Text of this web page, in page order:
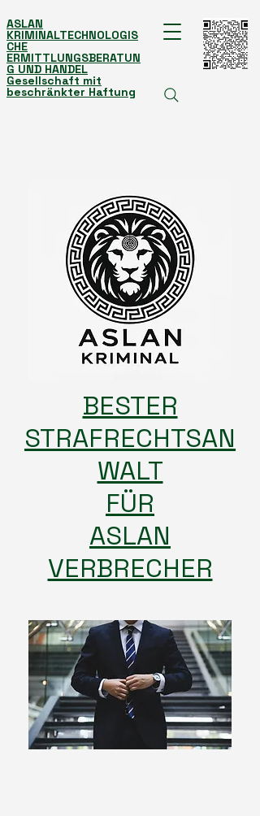
ASLAN
KRIMINALTECHNOLOGIS
CHE
ERMITTLUNGSBERATUN
G UND HANDEL
Gesellschaft mit
beschränkter Haftung
BESTER
STRAFRECHTSAN
WALT
FÜR
ASLAN
VERBRECHER